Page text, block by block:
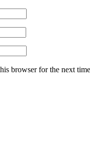
browser for the next